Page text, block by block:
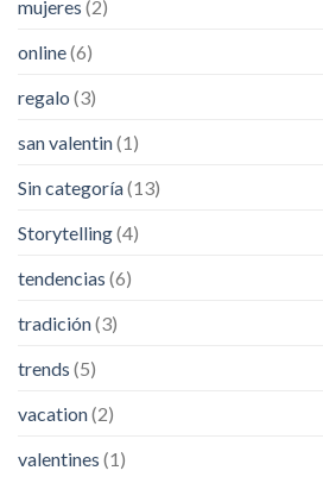
mujeres (2)
online(6)
regalo (3)
san valentin(1)
Sin categoría(13)
Storytelling(4)
tendencias (6)
tradición(3)
trends (5)
vacation(2)
valentines (1)